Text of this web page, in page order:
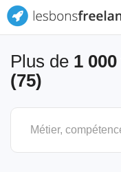
Plus de 1 000
(75)